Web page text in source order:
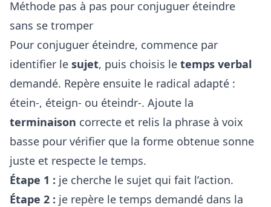
Méthode pas à pas pour conjuguer éteindre
sans se tromper
Pour conjuguer éteindre, commence par
identifier le sujet, puis choisis le temps verbal
demandé. Repère ensuite le radical adapté :
étein-, éteign- ou éteindr-. Ajoute la
terminaison correcte et relis la phrase à voix
basse pour vérifier que la forme obtenue sonne
juste et respecte le temps.
Étape 1 : je cherche le sujet qui fait l’action.
Étape 2 : je repère le temps demandé dans la